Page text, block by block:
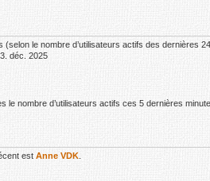
le nombre d’utilisateurs actifs des dernières
déc. 2025
le nombre d’utilisateurs actifs ces 5 dernières
est Anne VDK